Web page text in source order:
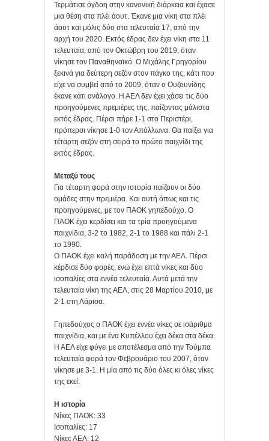
Τερμάτισε όγδοη στην κανονική διάρκεια και έχασε
μια θέση στα πλέι άουτ. Έκανε μια νίκη στα πλέι
άουτ και μόλις δύο στα τελευταία 17, από την
αρχή του 2020. Εκτός έδρας δεν έχει νίκη στα 11
τελευταία, από τον Οκτώβρη του 2019, όταν
νίκησε τον Παναθηναϊκό. Ο Μιχάλης Γρηγορίου
ξεκινά για δεύτερη σεζόν στον πάγκο της, κάτι που
είχε να συμβεί από το 2009, όταν ο Ουζουνίδης
έκανε κάτι ανάλογο. Η ΑΕΛ δεν έχει χάσει τις δύο
προηγούμενες πρεμιέρες της, παίζοντας μάλιστα
εκτός έδρας. Πέρσι πήρε 1-1 στο Περιστέρι,
πρόπερσι νίκησε 1-0 τον Απόλλωνα. Θα παίξει για
τέταρτη σεζόν στη σειρά το πρώτο παιχνίδι της
εκτός έδρας.
Μεταξύ τους
Για τέταρτη φορά στην ιστορία παίζουν οι δύο
ομάδες στην πρεμιέρα. Και αυτή όπως και τις
προηγούμενες, με τον ΠΑΟΚ γηπεδούχο. Ο
ΠΑΟΚ έχει κερδίσει και τα τρία προηγούμενα
παιχνίδια, 3-2 το 1982, 2-1 το 1988 και πάλι 2-1
το 1990.
Ο ΠΑΟΚ έχει καλή παράδοση με την ΑΕΛ. Πέρσι
κέρδισε δύο φορές, ενώ έχει επτά νίκες και δύο
ισοπαλίες στα εννέα τελευταία. Αυτά μετά την
τελευταία νίκη της ΑΕΛ, στις 28 Μαρτίου 2010, με
2-1 στη Λάρισα.
Γηπεδούχος ο ΠΑΟΚ έχει εννέα νίκες σε ισάριθμα
παιχνίδια, και με ένα Κυπέλλου έχει δέκα στα δέκα.
Η ΑΕΛ είχε φύγει με αποτέλεσμα από την Τούμπα
τελευταία φορά τον Φεβρουάριο του 2007, όταν
νίκησε με 3-1. Η μία από τις δύο όλες κι όλες νίκες
της εκεί.
Η ιστορία
Νίκες ΠΑΟΚ: 33
Ισοπαλίες: 17
Νίκες ΑΕΛ: 12